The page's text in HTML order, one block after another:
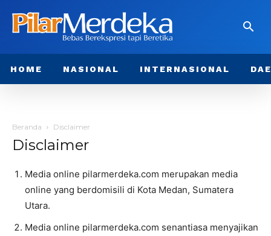
HOME NASIONAL INTERNASIONAL
Beranda Disclaimer
Disclaimer
Media online pilarmerdeka.com merupakan media
online yang berdomisili di Kota Medan, Sumatera
Utara.
Media online pilarmerdeka.com senantiasa menyajikan